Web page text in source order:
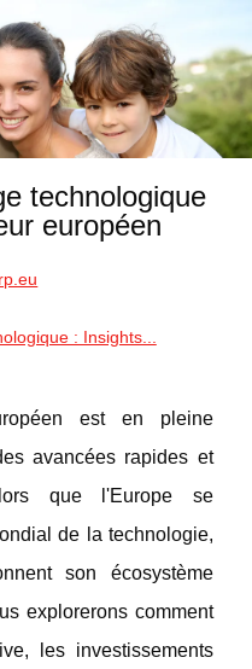
technologique
européen
: Insights...
est en pleine
avancées rapides et
que l'Europe se
de la technologie,
son écosystème
explorerons comment
les investissements